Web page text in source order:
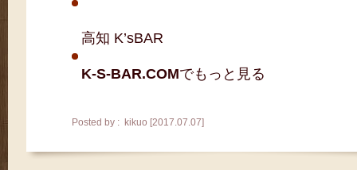
高知 K’sBAR
K-S-BAR.COMでもっと見る
Posted by : kikuo [2017.07.07]